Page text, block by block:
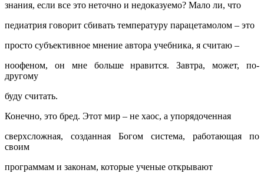
знания, если все это неточно и недоказуемо? Мало ли, что
педиатрия говорит сбивать температуру парацетамолом – это
просто субъективное мнение автора учебника, я считаю –
ноофеном, он мне больше нравится. Завтра, может, по-
другому
буду считать.
Конечно, это бред. Этот мир – не хаос, а упорядоченная
сверхсложная, созданная Богом система, работающая по
своим
программам и законам, которые ученые открывают